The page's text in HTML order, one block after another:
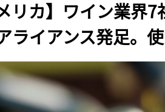
メリカ】ワイン業界
ライアンス発足。